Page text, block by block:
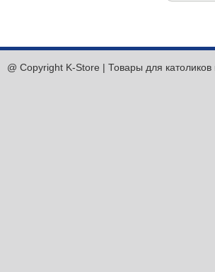
@ Copyright K-Store | Товары для католиков